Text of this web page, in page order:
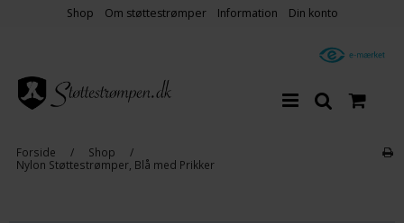
Shop Om støttestrømper Information Din konto
Forside / Shop
/
Nylon Støttestrømper, Blå med Prikker